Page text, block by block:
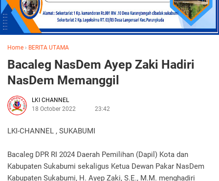
Home › BERITA UTAMA
Bacaleg NasDem Ayep Zaki Hadiri
NasDem Memanggil
LKI CHANNEL
18 October 2022
23:42
LKI-CHANNEL , SUKABUMI
Bacaleg DPR RI 2024 Daerah Pemilihan (Dapil) Kota dan
Kabupaten Sukabumi sekaligus Ketua Dewan Pakar NasDem
Kabupaten Sukabumi, H. Ayep Zaki, S.E., M.M. menghadiri